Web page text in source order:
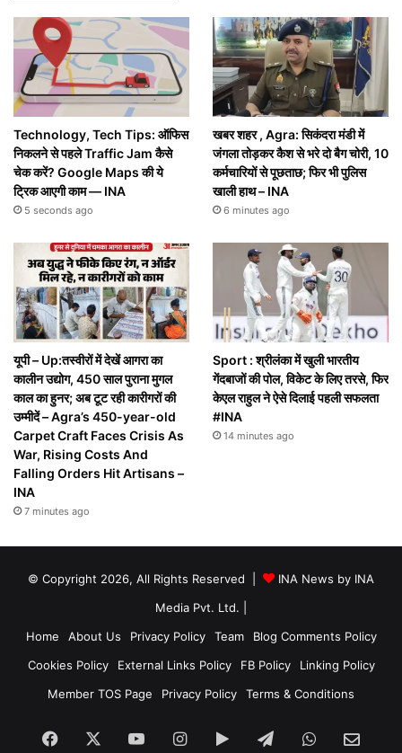
Technology, Tech Tips: ऑफिस
निकलने से पहले Traffic Jam कैसे
चेक करें? Google Maps की ये
ट्रिक आएगी काम — INA
5 seconds ago
खबर शहर , Agra: सिकंदरा मंडी में
जंगला तोड़कर कैश से भरे दो बैग चोरी, 10
कर्मचारियों से पूछताछ; फिर भी पुलिस
खाली हाथ – INA
6 minutes ago
यूपी – Up:तस्वीरों में देखें आगरा का
कालीन उद्योग, 450 साल पुराना मुगल
काल का हुनर; अब टूट रही कारीगरों की
उम्मीदें – Agra’s 450-year-old
Carpet Craft Faces Crisis As
War, Rising Costs And
Falling Orders Hit Artisans –
INA
7 minutes ago
Sport : श्रीलंका में खुली भारतीय
गेंदबाजों की पोल, विकेट के लिए तरसे, फिर
केएल राहुल ने ऐसे दिलाई पहली सफलता
#INA
14 minutes ago
© Copyright 2026, All Rights Reserved |
INA News by INA
Media Pvt. Ltd.
Home
About Us Privacy Policy Team
Blog Comments Policy
Cookies Policy
External Links Policy FB Policy
Linking Policy
Member TOS Page
Privacy Policy Terms & Conditions
Facebook YouTubeInstagram
Google TelegramWhatsApp